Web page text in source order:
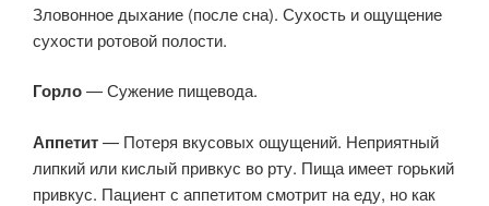
Зловонное дыхание (после сна). Сухость и ощущение
сухости ротовой полости.
Горло— Сужение пищевода.
Аппетит— Потеря вкусовых ощущений. Неприятный
липкий или кислый привкус во рту. Пища имеет горький
привкус. Пациент с аппетитом смотрит на еду, но как